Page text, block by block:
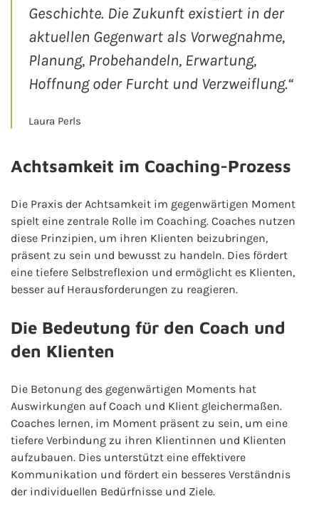
Geschichte. Die Zukunft existiert in der
aktuellen Gegenwart als Vorwegnahme,
Planung, Probehandeln, Erwartung,
Hoffnung oder Furcht und Verzweiflung.“
Laura Perls
Achtsamkeit im Coaching-Prozess
Die Praxis der Achtsamkeit im gegenwärtigen Moment
spielt eine zentrale Rolle im Coaching. Coaches nutzen
diese Prinzipien, um ihren Klienten beizubringen,
präsent zu sein und bewusst zu handeln. Dies fördert
eine tiefere Selbstreflexion und ermöglicht es Klienten,
besser auf Herausforderungen zu reagieren.
Die Bedeutung für den Coach und
den Klienten
Die Betonung des gegenwärtigen Moments hat
Auswirkungen auf Coach und Klient gleichermaßen.
Coaches lernen, im Moment präsent zu sein, um eine
tiefere Verbindung zu ihren Klientinnen und Klienten
aufzubauen. Dies unterstützt eine effektivere
Kommunikation und fördert ein besseres Verständnis
der individuellen Bedürfnisse und Ziele.